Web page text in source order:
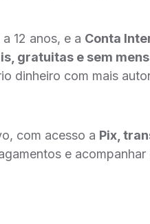
12 anos, e a Conta
gratuitas e sem
dinheiro com mais
com acesso a Pix,
e